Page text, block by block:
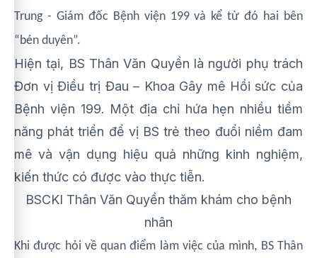
Trung - Giám đốc Bệnh viện 199 và kể từ đó hai bên
“bén duyên”.
Hiện tại, BS Thân Văn Quyền là người phụ trách
Đơn vị Điều trị Đau – Khoa Gây mê Hồi sức của
Bệnh viện 199. Một địa chỉ hứa hẹn nhiều tiềm
năng phát triển để vị BS trẻ theo đuổi niềm đam
mê và vận dụng hiệu quả những kinh nghiệm,
kiến thức có được vào thực tiễn.
BSCKI Thân Văn Quyền thăm khám cho bệnh
nhân
Khi được hỏi về quan điểm làm việc của mình, BS Thân